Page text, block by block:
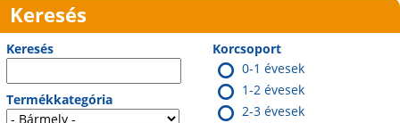
Keresés
Keresés
Termékkategória
Korcsoport
0-1 évesek
1-2 évesek
2-3 évesek